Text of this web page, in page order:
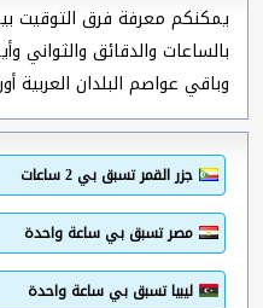
يمكنكم معرفة فرق التوقيت
بالساعات والدقائق والثواني
وباقي عواصم البلدان العربية
جزر القمر تسبق بي 2 ساعات
مصر تسبق بي ساعة واحدة
ليبيا تسبق بي ساعة واحدة